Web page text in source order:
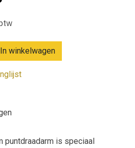
In winkelwagen
puntdraadarm is speciaal